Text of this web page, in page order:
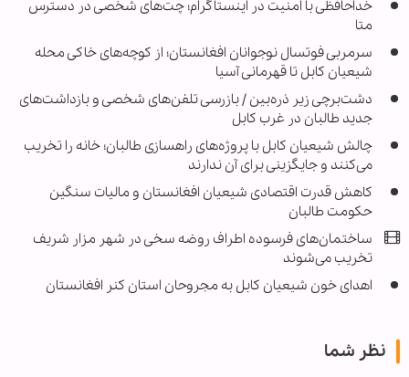
خداحافظی با امنیت در اینستاگرام؛ چت‌های شخصی در دسترس
متا
سرمربی فوتسال نوجوانان افغانستان؛ از کوچه‌های خاکی محله
شیعیان کابل تا قهرمانی آسیا
دشت‌برچی زیر ذره‌بین / بازرسی تلفن‌های شخصی و بازداشت‌های
جدید طالبان در غرب کابل
چالش شیعیان کابل با پروژه‌های راهسازی طالبان؛ خانه را تخریب
می‌کنند و جایگزینی برای آن ندارند
کاهش قدرت اقتصادی شیعیان افغانستان و مالیات سنگین
حکومت طالبان
ساختمان‌های فرسوده اطراف روضه سخی در شهر مزار شریف
تخریب می‌شوند
اهدای خون شیعیان کابل به مجروحان استان کنر افغانستان
نظر شما